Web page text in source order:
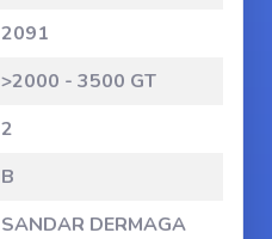
2091
>2000 - 3500 GT
2
B
SANDAR DERMAGA